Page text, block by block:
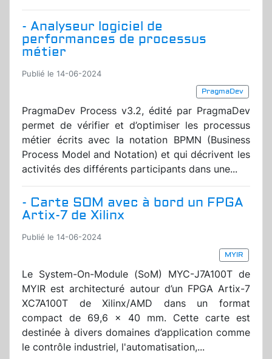
- Analyseur logiciel de
performances de processus
métier
Publié le 14-06-2024
PragmaDev
PragmaDev Process v3.2, édité par PragmaDev
permet de vérifier et d’optimiser les processus
métier écrits avec la notation BPMN (Business
Process Model and Notation) et qui décrivent les
activités des différents participants dans une...
- Carte SOM avec à bord un FPGA
Artix-7 de Xilinx
Publié le 14-06-2024
MYIR
Le System-On-Module (SoM) MYC-J7A100T de
MYIR est architecturé autour d’un FPGA Artix-7
XC7A100T de Xilinx/AMD dans un format
compact de 69,6 x 40 mm. Cette carte est
destinée à divers domaines d’application comme
le contrôle industriel, l'automatisation,...